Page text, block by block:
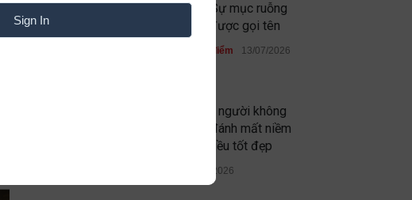
Ghen ăn tức ở: Sự mục ruỗng
không bao giờ được gọi tên
Quan điểm 13/07/2026
Đừng vì gặp vài người không
xứng đáng mà đánh mất niềm
tin vào những điều tốt đẹp
09/07/2026
Sign In